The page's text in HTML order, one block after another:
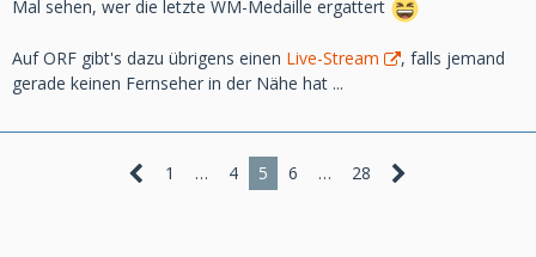
Mal sehen, wer die letzte WM-Medaille ergattert
Auf ORF gibt's dazu übrigens einen Live-Stream
, falls jemand
gerade keinen Fernseher in der Nähe hat ...
1 … 4 5 6 … 28